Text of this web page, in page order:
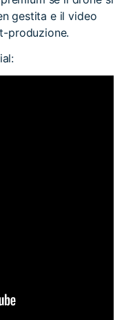
gestita e il video
produzione.